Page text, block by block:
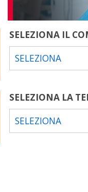
SELEZIONA IL
SELEZIONA
SELEZIONA LA
SELEZIONA